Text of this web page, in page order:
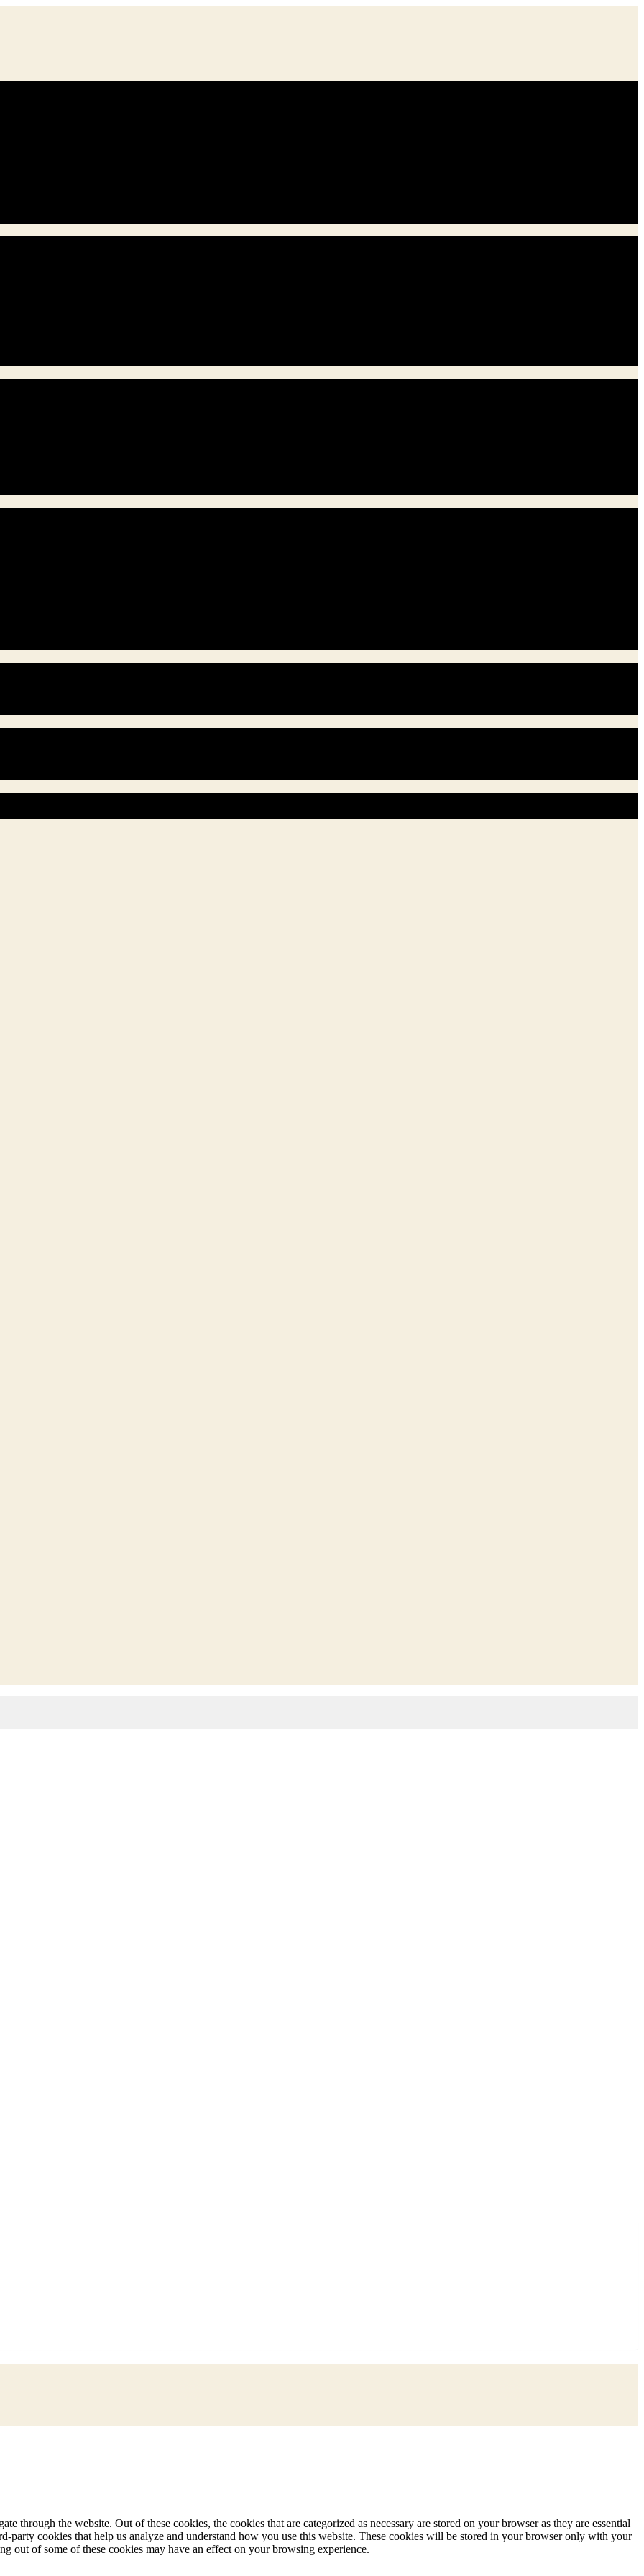
through the website. Out of these cookies, the cookies that are categorized as necessary are stored on your browser as they are essential
party cookies that help us analyze and understand how you use this website. These cookies will be stored in your browser only with your
out of some of these cookies may have an effect on your browsing experience.